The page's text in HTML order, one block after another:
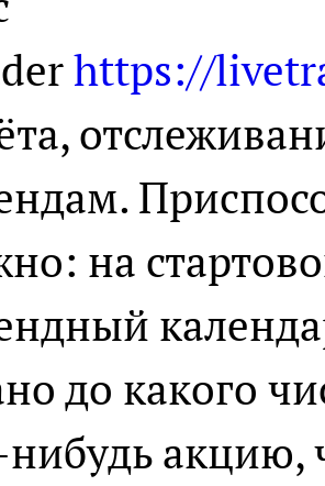
https://
на
до какого
акцию,